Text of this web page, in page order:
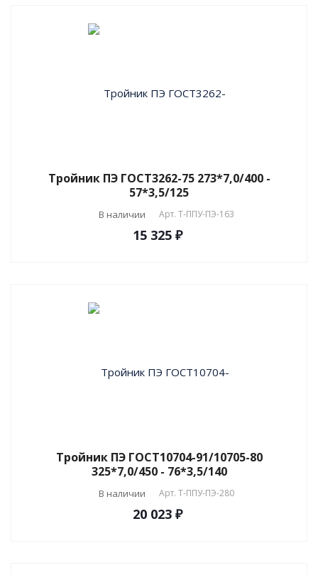
Тройник ПЭ ГОСТ3262-75 273*7,0/400 -
57*3,5/125
В наличии Арт. T-ППУ-ПЭ-163
15 325 ₽
Тройник ПЭ ГОСТ10704-91/10705-80
325*7,0/450 - 76*3,5/140
В наличии Арт. T-ППУ-ПЭ-280
20 023 ₽